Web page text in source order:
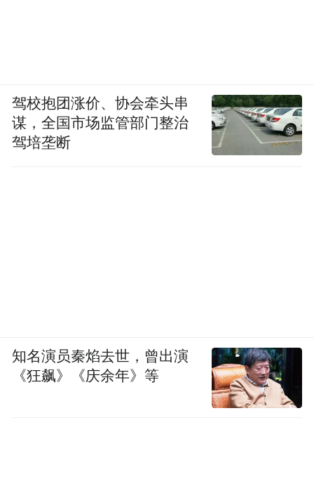
驾校抱团涨价、协会牵头串
谋，全国市场监管部门整治
驾培垄断
知名演员秦焰去世，曾出演
《狂飙》《庆余年》等